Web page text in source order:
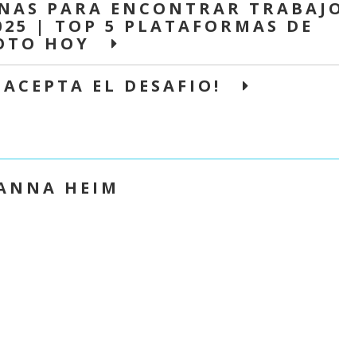
PARA ENCONTRAR
| TOP 5 PLATAFORMAS DE
HOY
EL DESAFIO!
HEIM